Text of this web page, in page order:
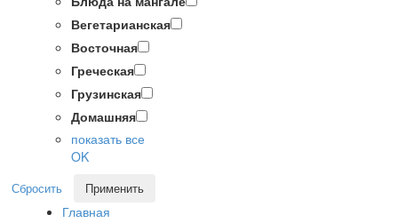
Вегетарианская
Восточная
Греческая
Грузинская
Домашняя
показать все
OK
Сбросить Применить
Главная